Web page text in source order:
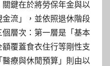
鍵在於將勞保年金與以
流」，並依照退休階段
層次：第一層是「基本
覆蓋食衣住行等剛性支
療與休閒預算」則由以